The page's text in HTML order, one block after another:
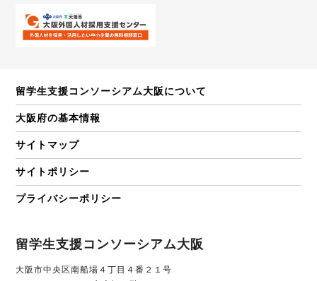
留学生支援コンソーシアム大阪について
大阪府の基本情報
サイトマップ
サイトポリシー
プライバシーポリシー
留学生支援コンソーシアム大阪
大阪市中央区南船場４丁目４番２１号